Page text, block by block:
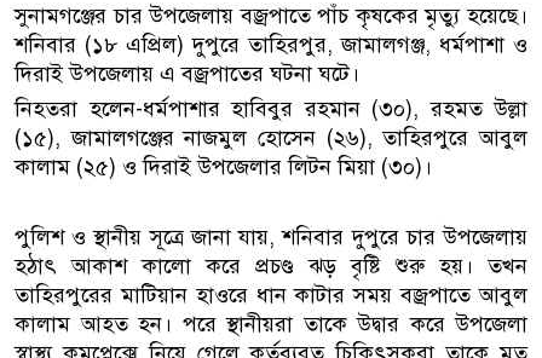
সুনামগঞ্জের চার উপজেলায় বজ্রপাতে পাঁচ কৃষকের মৃত্যু হয়েছে।
শনিবার (১৮ এপ্রিল) দুপুরে তাহিরপুর, জামালগঞ্জ, ধর্মপাশা ও
দিরাই উপজেলায় এ বজ্রপাতের ঘটনা ঘটে।
নিহতরা হলেন-ধর্মপাশার হাবিবুর রহমান (৩০), রহমত উল্লা
(১৫), জামালগঞ্জের নাজমুল হোসেন (২৬), তাহিরপুরে আবুল
কালাম (২৫) ও দিরাই উপজেলার লিটন মিয়া (৩০)।
পুলিশ ও স্থানীয় সূত্রে জানা যায়, শনিবার দুপুরে চার উপজেলায়
হঠাৎ আকাশ কালো করে প্রচণ্ড ঝড় বৃষ্টি শুরু হয়। তখন
তাহিরপুরের মাটিয়ান হাওরে ধান কাটার সময় বজ্রপাতে আবুল
কালাম আহত হন। পরে স্থানীয়রা তাকে উদ্বার করে উপজেলা
স্বাস্থ্য কমপ্লেক্সে নিয়ে গেলে কর্তব্যরত চিকিৎসকরা তাকে মৃত